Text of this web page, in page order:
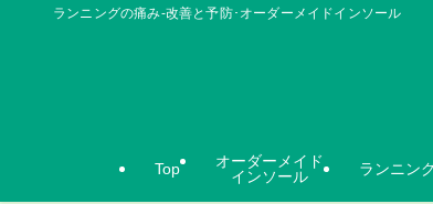
ランニングの痛み-改善と予防･オーダーメイドインソール
Top
オーダーメイド
インソール
ランニン